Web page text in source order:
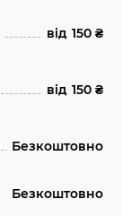
від 150 ₴
від 150 ₴
Безкоштовно
Безкоштовно